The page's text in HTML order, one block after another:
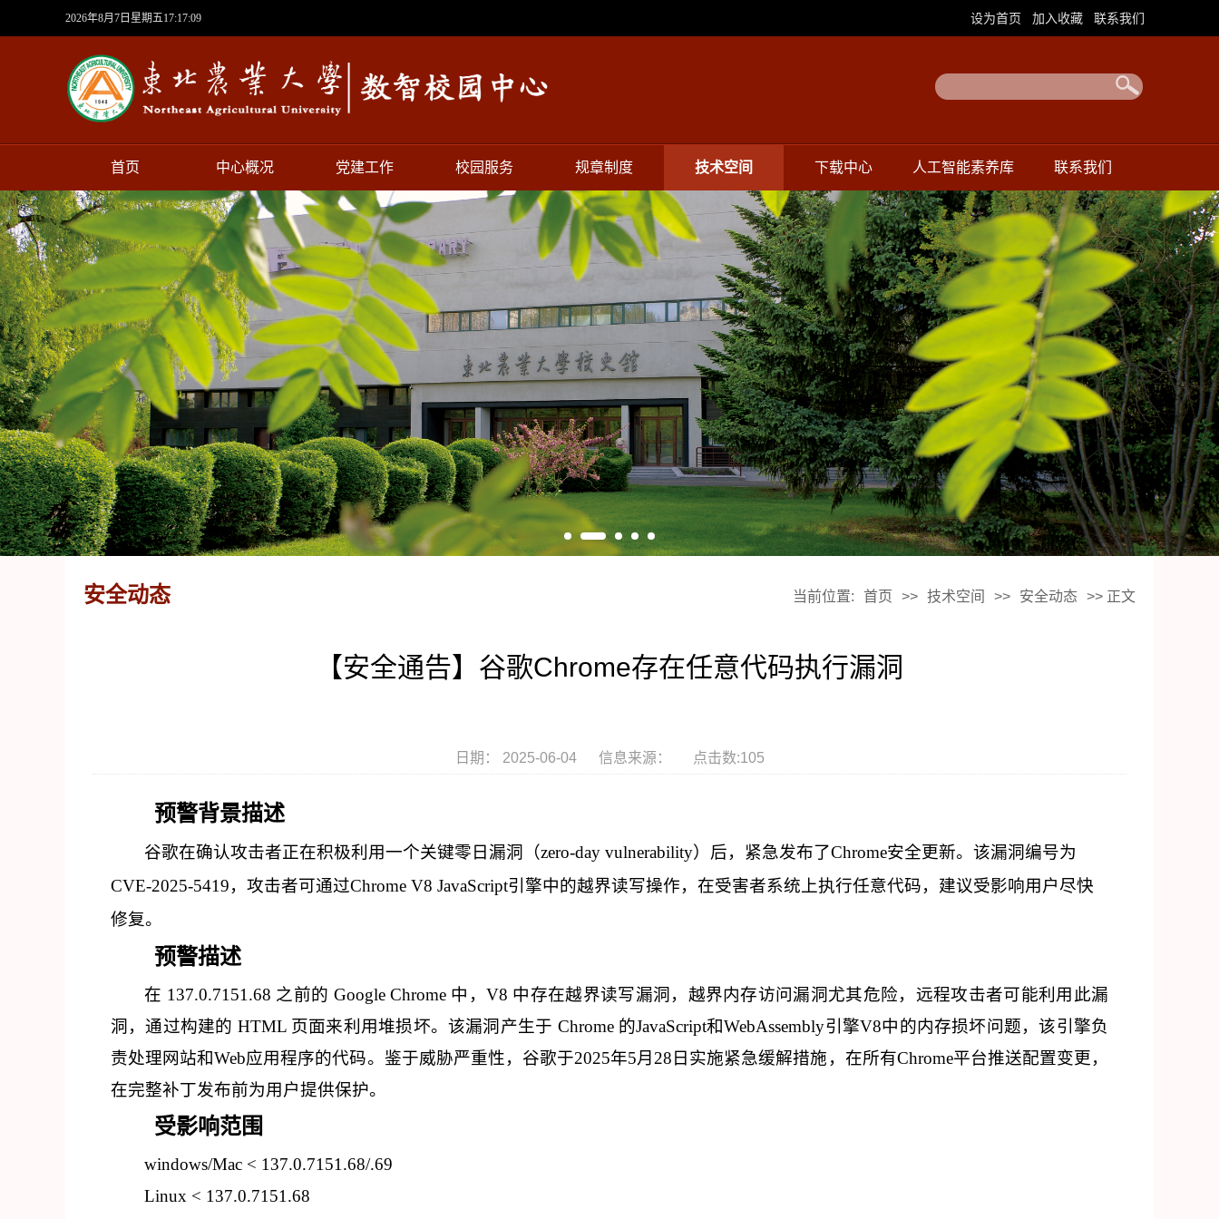
2026年8月7日星期五17:17:09 设为首页 加入收藏 联系我们
首页 中心概况 党建工作 校园服务 规章制度 技术空间 下载中心 人工智能素养库 联系我们
安全动态 当前位置: 首页 >> 技术空间 >> 安全动态 >> 正文
【安全通告】谷歌Chrome存在任意代码执行漏洞
日期： 2025-06-04 信息来源： 点击数:105
预警背景描述
谷歌在确认攻击者正在积极利用一个关键零日漏洞（zero-day vulnerability）后，紧急发布了Chrome安全更新。该漏洞编号为
CVE-2025-5419，攻击者可通过Chrome V8 JavaScript引擎中的越界读写操作，在受害者系统上执行任意代码，建议受影响用户尽快
修复。
预警描述
在 137.0.7151.68 之前的 Google Chrome 中，V8 中存在越界读写漏洞，越界内存访问漏洞尤其危险，远程攻击者可能利用此漏
洞，通过构建的 HTML 页面来利用堆损坏。该漏洞产生于 Chrome 的JavaScript和WebAssembly引擎V8中的内存损坏问题，该引擎负
责处理网站和Web应用程序的代码。鉴于威胁严重性，谷歌于2025年5月28日实施紧急缓解措施，在所有Chrome平台推送配置变更，
在完整补丁发布前为用户提供保护。
受影响范围
windows/Mac < 137.0.7151.68/.69
Linux < 137.0.7151.68